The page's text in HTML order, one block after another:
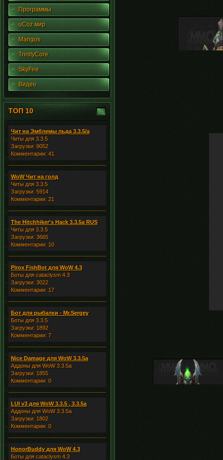
Программы
uCoz мир
Mangos
TrinityCore
SkyFire
Видео
ТОП 10
Чит на Эмблемы льда 3.3.5/а
Читы для 3.3.5
Загрузки: 9052
Комментарии: 41
WoW Чит на голд
Читы для 3.3.5
Загрузки: 5914
Комментарии: 21
The Hitchhiker's Hack 3.3.5a RUS
Читы для 3.3.5
Загрузки: 3665
Комментарии: 10
Pirox FishBot для WoW 4.3
Боты для cataclysm 4.3
Загрузки: 3022
Комментарии: 17
Бот для рыбалки - Mr.Sergey
Боты для 3.3.5
Загрузки: 1892
Комментарии: 7
Nice Damage для WoW 3.3.5a
Аддоны для WoW 3.3.5a
Загрузки: 1855
Комментарии: 0
LUI v3 для WoW 3.3.5 , 3.3.5a
Аддоны для WoW 3.3.5a
Загрузки: 1802
Комментарии: 0
HonorBuddy для WoW 4.3
Боты для cataclysm 4.3